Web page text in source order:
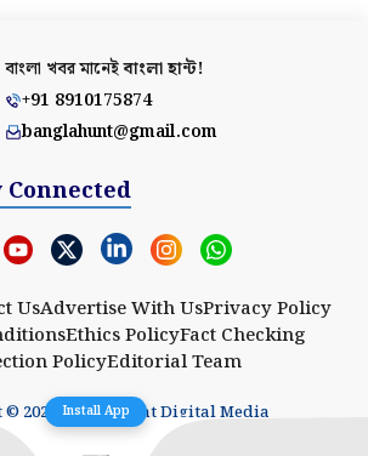
বাংলা খবর মানেইবাংলা হান্ট!
+91 8910175874
banglahunt@gmail.com
Connected
UsAdvertise With UsPrivacy Policy
Ethics PolicyFact Checking
PolicyEditorial Team
2025 Banglahunt Digital Media
Install App